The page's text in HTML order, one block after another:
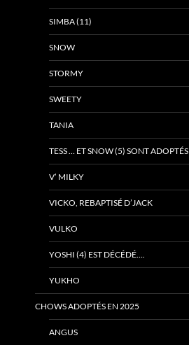
SIMBA (11)
SNOW
STORMY
SWEETY
TANIA
TESS … ET SNOW (5) SONT ADOPTÉS
V’ MILKY
VICKO, REBAPTISÉ D’JACK
VULKO
YOSHI (4) EST DÉCÉDÉ….
YUKHO
CHOWS ADOPTÉS EN 2025
ANGUS